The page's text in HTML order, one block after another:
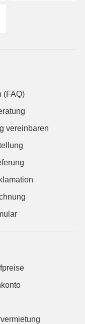
(FAQ)
vereinbaren